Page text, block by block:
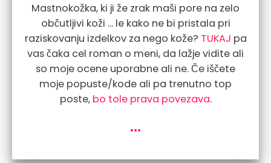
Mastnokožka, ki ji že zrak maši pore na zelo
občutljivi koži ... le kako ne bi pristala pri
raziskovanju izdelkov za nego kože? TUKAJ pa
vas čaka cel roman o meni, da lažje vidite ali
so moje ocene uporabne ali ne. Če iščete
moje popuste/kode ali pa trenutno top
poste, bo tole prava povezava.
...